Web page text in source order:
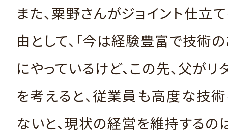
また、粟野さんがジョイント仕立
由として、「今は経験豊富で技術
にやっているけど、この先、父がリ
を考えると、従業員も高度な技
ないと、現状の経営を維持するの